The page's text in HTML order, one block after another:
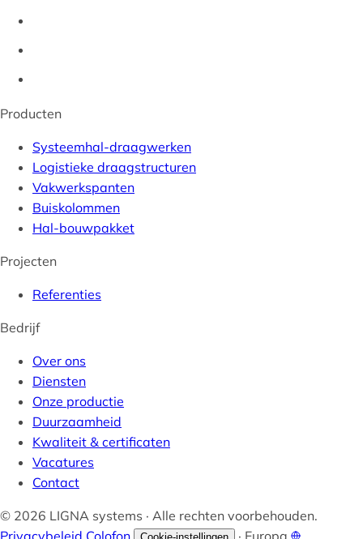
Producten
Systeemhal-draagwerken
Logistieke draagstructuren
Vakwerkspanten
Buiskolommen
Hal-bouwpakket
Projecten
Referenties
Bedrijf
Over ons
Diensten
Onze productie
Duurzaamheid
Kwaliteit & certificaten
Vacatures
Contact
© 2026 LIGNA systems · Alle rechten voorbehouden.
Privacybeleid Colofon Cookie-instellingen · Europa